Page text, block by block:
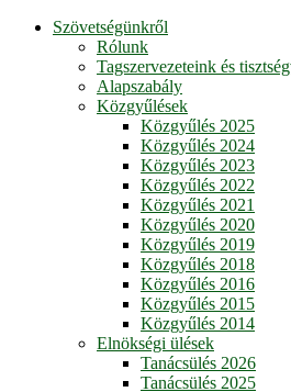
Szövetségünkről
Rólunk
Tagszervezeteink és
Alapszabály
Közgyűlések
Közgyűlés 2025
Közgyűlés 2024
Közgyűlés 2023
Közgyűlés 2022
Közgyűlés 2021
Közgyűlés 2020
Közgyűlés 2019
Közgyűlés 2018
Közgyűlés 2016
Közgyűlés 2015
Közgyűlés 2014
Elnökségi ülések
Tanácsülés 2026
Tanácsülés 2025